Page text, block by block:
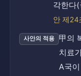
각한다
안 제24
사안의 적용
甲의
치료
A국